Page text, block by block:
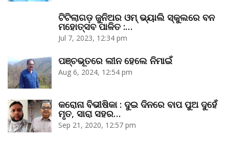
ଟିଟିଲାଗଡ଼ ଜୁନିଅର ଓମ୍‌ ଭ୍ୟାଲି ସ୍କୁଲରେ ବନ
ମହୋତ୍ସବ ପାଳିତ :…
Jul 7, 2023, 12:34 pm
ପଞ୍ଚଭୂତରେ ଲୀନ ହେଲେ ନିମାଇଁ
Aug 6, 2024, 12:54 pm
କରୋନା ବିଭୀଷିକା : ଦୁଇ ଦିନରେ ବାପ ପୁଅ ଦୁହେଁ
ମୃତ, ସାରା ସହର…
Sep 21, 2020, 12:57 pm